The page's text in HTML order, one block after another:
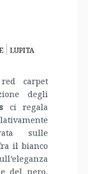
colore, ma
e propria
fatta per il
(certo
capitombolo
la briosa
Naomi Watts